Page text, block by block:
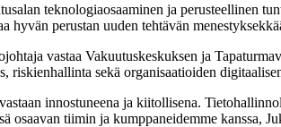
teknologiaosaaminen ja perusteellinen
hyvän perustan uuden tehtävän
vastaa Vakuutuskeskuksen ja
riskienhallinta sekä organisaatioiden
innostuneena ja kiitollisena.
osaavan tiimin ja kumppaneidemme kanssa,